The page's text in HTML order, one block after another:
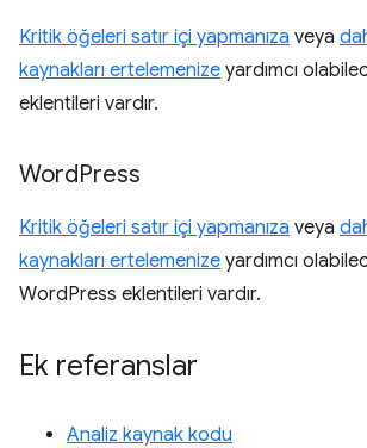
Kritik öğeleri satır içi yapmanıza veya
kaynakları ertelemenize yardımcı
eklentileri vardır.
WordPress
Kritik öğeleri satır içi yapmanıza veya
kaynakları ertelemenize yardımcı
WordPress eklentileri vardır.
Ek referanslar
Analiz kaynak kodu